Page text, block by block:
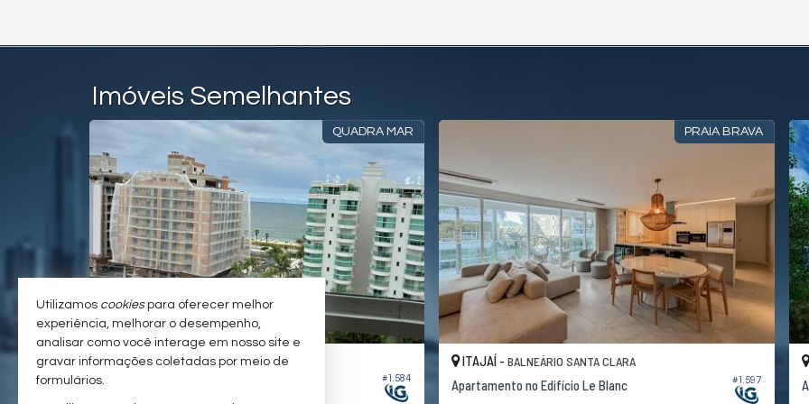
Imóveis Semelhantes
#1.587
QUADRA MAR
#1.584
ITAJAÍ -BALNEÁRIO SANTA CLARA
Apartamento
PRAIA BRAVA
#1.597
ITAJAÍ -BALNEÁRIO SANTA CLARA
Apartamento no Edifício Le Blanc
Utilizamos cookiespara oferecer melhor
experiência, melhorar o desempenho,
analisar como você interage em nosso site e
gravar informações coletadas por meio de
formulários.